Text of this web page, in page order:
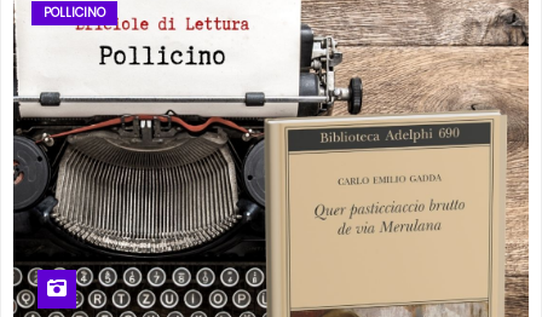
POLLICINO